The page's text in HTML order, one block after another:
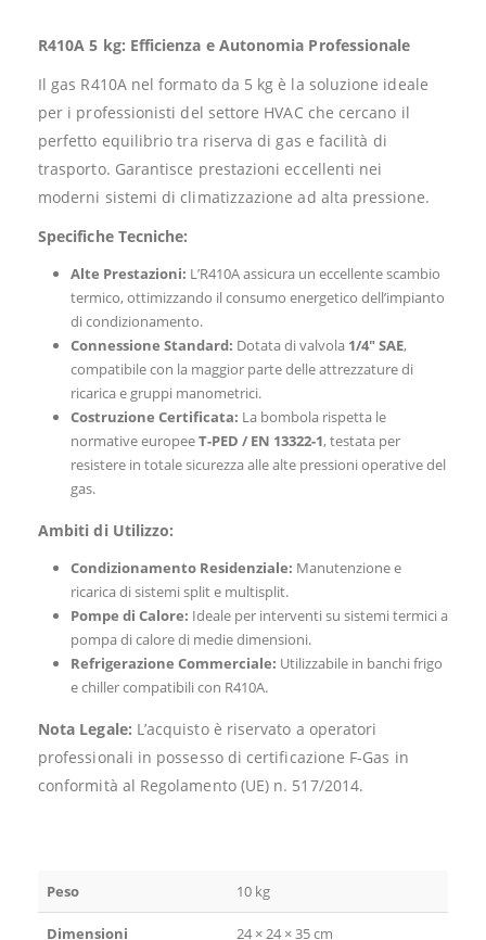
R410A 5 kg: Efficienza e Autonomia Professionale
Il gas R410A nel formato da 5 kg è la soluzione ideale
per i professionisti del settore HVAC che cercano il
perfetto equilibrio tra riserva di gas e facilità di
trasporto. Garantisce prestazioni eccellenti nei
moderni sistemi di climatizzazione ad alta pressione.
Specifiche Tecniche:
Alte Prestazioni: L’R410A assicura un eccellente scambio
termico, ottimizzando il consumo energetico dell’impianto
di condizionamento.
Connessione Standard: Dotata di valvola 1/4″ SAE,
compatibile con la maggior parte delle attrezzature di
ricarica e gruppi manometrici.
Costruzione Certificata: La bombola rispetta le
normative europeeT-PED / EN 13322-1, testata per
resistere in totale sicurezza alle alte pressioni operative del
gas.
Ambiti di Utilizzo:
Condizionamento Residenziale: Manutenzione e
ricarica di sistemi split e multisplit.
Pompe di Calore: Ideale per interventi su sistemi termici a
pompa di calore di medie dimensioni.
Refrigerazione Commerciale: Utilizzabile in banchi frigo
e chiller compatibili con R410A.
Nota Legale: L’acquisto è riservato a operatori
professionali in possesso di certificazione F-Gas in
conformità al Regolamento (UE) n. 517/2014.
Peso 10 kg
Dimensioni 24 × 24 × 35 cm